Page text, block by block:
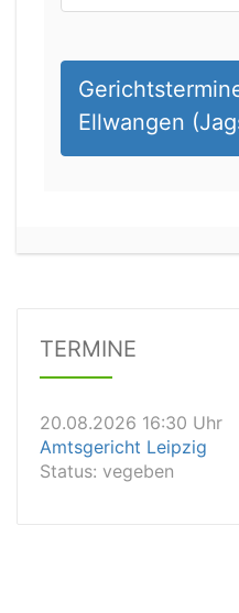
Ellwangen
TERMINE
Status:vegeben
20.08.2026 15:30 Uhr
Amtsgericht Stuttgart